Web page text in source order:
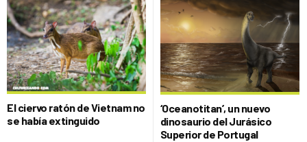
El ciervo ratón de Vietnam no
se había extinguido
‘Oceanotitan’, un nuevo
dinosaurio del Jurásico
Superior de Portugal